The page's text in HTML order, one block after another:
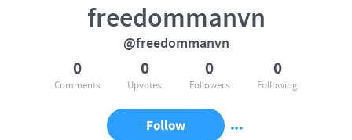
freedommanvn
@freedommanvn
0
Comments
0
Upvotes
0
Followers
0
Following
Follow